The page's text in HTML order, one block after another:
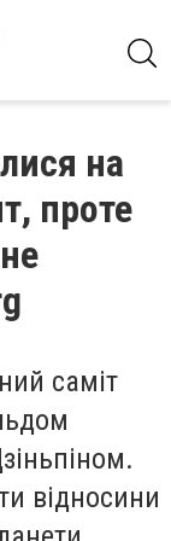
на
проте
саміт
відносини